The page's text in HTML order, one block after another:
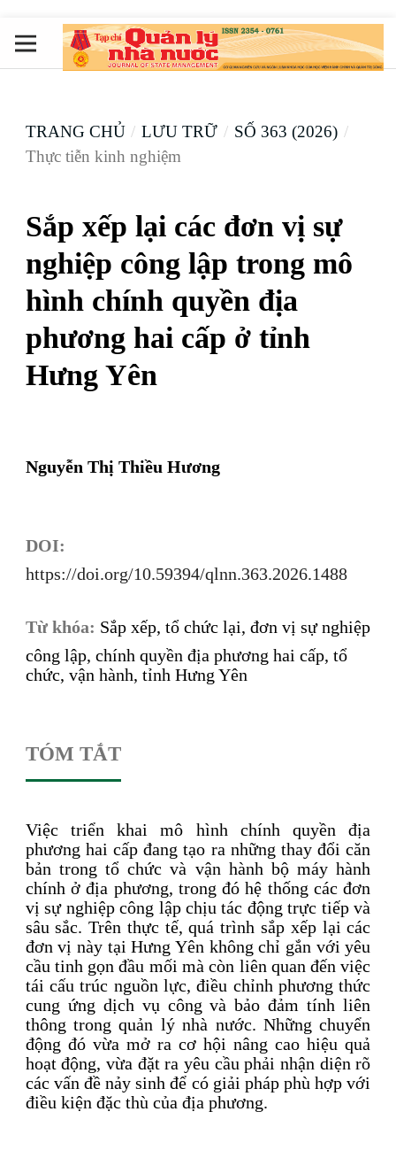
TRANG CHỦ / LƯU TRỮ / SỐ 363 (2026) /
Thực tiễn kinh nghiệm
Sắp xếp lại các đơn vị sự
nghiệp công lập trong mô
hình chính quyền địa
phương hai cấp ở tỉnh
Hưng Yên
Nguyễn Thị Thiều Hương
DOI:
https://doi.org/10.59394/qlnn.363.2026.1488
Từ khóa: Sắp xếp, tổ chức lại, đơn vị sự nghiệp
công lập, chính quyền địa phương hai cấp, tổ
chức, vận hành, tỉnh Hưng Yên
TÓM TẮT
Việc triển khai mô hình chính quyền địa
phương hai cấp đang tạo ra những thay đổi căn
bản trong tổ chức và vận hành bộ máy hành
chính ở địa phương, trong đó hệ thống các đơn
vị sự nghiệp công lập chịu tác động trực tiếp và
sâu sắc. Trên thực tế, quá trình sắp xếp lại các
đơn vị này tại Hưng Yên không chỉ gắn với yêu
cầu tinh gọn đầu mối mà còn liên quan đến việc
tái cấu trúc nguồn lực, điều chỉnh phương thức
cung ứng dịch vụ công và bảo đảm tính liên
thông trong quản lý nhà nước. Những chuyển
động đó vừa mở ra cơ hội nâng cao hiệu quả
hoạt động, vừa đặt ra yêu cầu phải nhận diện rõ
các vấn đề nảy sinh để có giải pháp phù hợp với
điều kiện đặc thù của địa phương.